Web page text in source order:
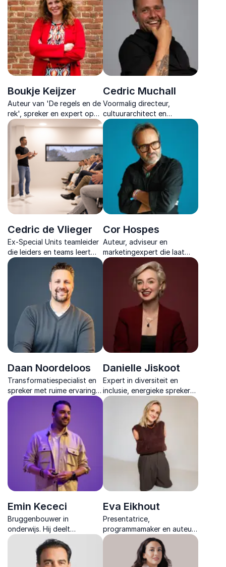
te laten groeien en
financieel sterker te maken.
Boukje Keijzer
Auteur van 'De regels en de
rek', spreker en expert op
het gebied van regels, rek
en verandering. Laat mensen
ervaren dat er veel meer
mogelijk is dan ze denken.
Cedric Muchall
Voormalig directeur,
cultuurarchitect en
leiderschapsexpert die
organisaties laat groeien
met vertrouwen, zelfsturing
en menselijkheid.
Cedric de Vlieger
Ex-Special Units teamleider
die leiders en teams leert
presteren met helderheid,
vertrouwen en
eigenaarschap. Ook onder
Cor Hospes
Auteur, adviseur en
marketingexpert die laat
zien hoe menselijke verhalen
richting geven aan merken
en leiderschap in tijden van
AI en technologische
verandering.
Daan Noordeloos
Transformatiespecialist en
spreker met ruime ervaring
in organisatieverandering en
cultuurvernieuwing.
Danielle Jiskoot
Expert in diversiteit en
inclusie, energieke spreker
en dagvoorzitter die het
publiek boeit met humor en
scherpe inzichten.
Emin Kececi
Bruggenbouwer in
onderwijs. Hij deelt
krachtige inzichten over
onderwijsinnovatie,
authentiek leiderschap en
Eva Eikhout
Presentatrice,
programmamaker en auteur
inspireert met humor en
persoonlijke verhalen over
veerkracht, inclusie en